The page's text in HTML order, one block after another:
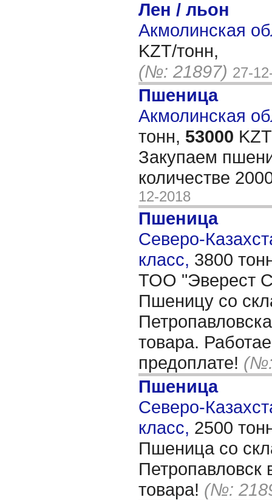
Лен / льон
Акмолинская
KZT/тонн,
(№: 21897) 27-
Пшеница
Акмолинская
тонн, 53000
Закупаем
количестве
12-2018
Пшеница
Северо-
класс, 3800
ТОО "Эверест
Пшеницу со
товара.
предоплате! (№:
Пшеница
Северо-
класс, 2500
Пшеница со
Петропавловск
товара! (№: